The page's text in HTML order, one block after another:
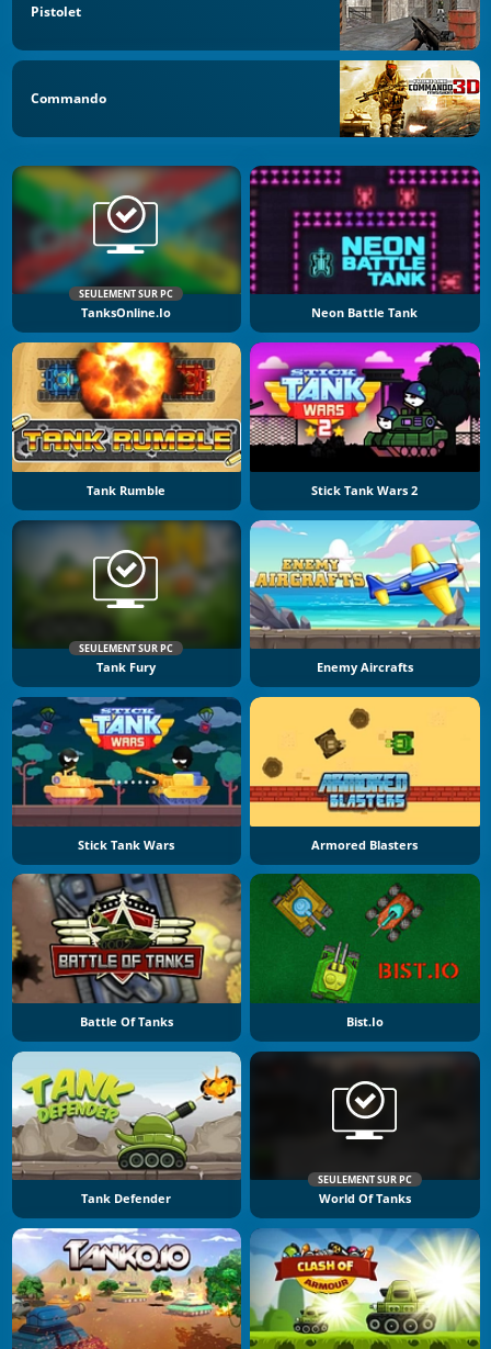
Pistolet
Commando
SEULEMENT SUR PC
TanksOnline.io Neon Battle Tank
Tank Rumble Stick Tank Wars 2
SEULEMENT SUR PC
Tank Fury Enemy Aircrafts
Stick Tank Wars Armored Blasters
Battle Of Tanks Bist.io
Tank Defender
SEULEMENT SUR PC
World Of Tanks